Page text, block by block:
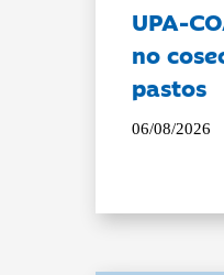
UPA-
no
pastos
06/08/2026